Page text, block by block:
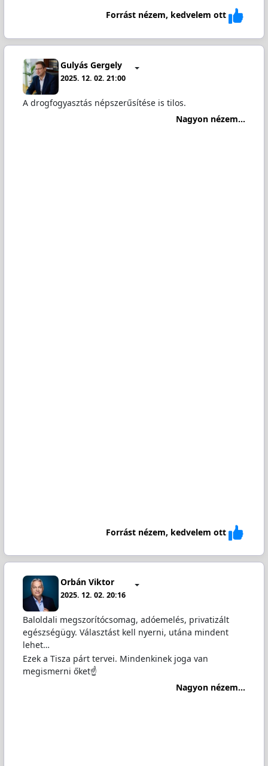
Forrást nézem, kedvelem ott
Gulyás Gergely
2025. 12. 02. 21:00
A drogfogyasztás népszerűsítése is tilos.
Nagyon nézem...
Forrást nézem, kedvelem ott
Orbán Viktor
2025. 12. 02. 20:16
Baloldali megszorítócsomag, adóemelés, privatizált
egészségügy. Választást kell nyerni, utána mindent
lehet…
Ezek a Tisza párt tervei. Mindenkinek joga van
megismerni őket☝️
Nagyon nézem...